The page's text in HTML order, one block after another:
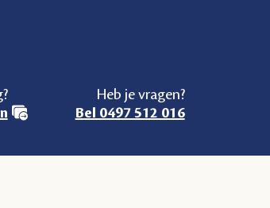
Heb je vragen?
Bel 0497 512 016